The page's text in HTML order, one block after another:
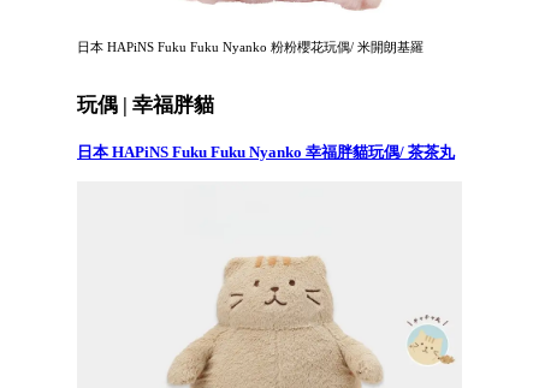
日本 HAPiNS Fuku Fuku Nyanko 粉粉櫻花玩偶/ 米開朗基羅
玩偶 | 幸福胖貓
日本 HAPiNS Fuku Fuku Nyanko 幸福胖貓玩偶/ 茶茶丸